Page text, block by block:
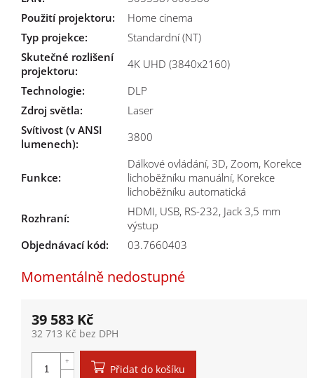
Momentálně nedostupné
Použití projektoru:
Home cinema
Typ projekce:
Standardní (NT)
Skutečné rozlišení
projektoru:
4K UHD (3840x2160)
Technologie:
DLP
Zdroj světla:
Laser
Svítivost (v ANSI
lumenech): 3800
Funkce:
Dálkové ovládání, 3D, Zoom, Korekce
lichoběžníku manuální, Korekce
lichoběžníku automatická
Rozhraní:
HDMI, USB, RS-232, Jack 3,5 mm
výstup
Objednávací kód:
03.7660403
39 583 Kč
32 713 Kč bez DPH
Přidat do košíku